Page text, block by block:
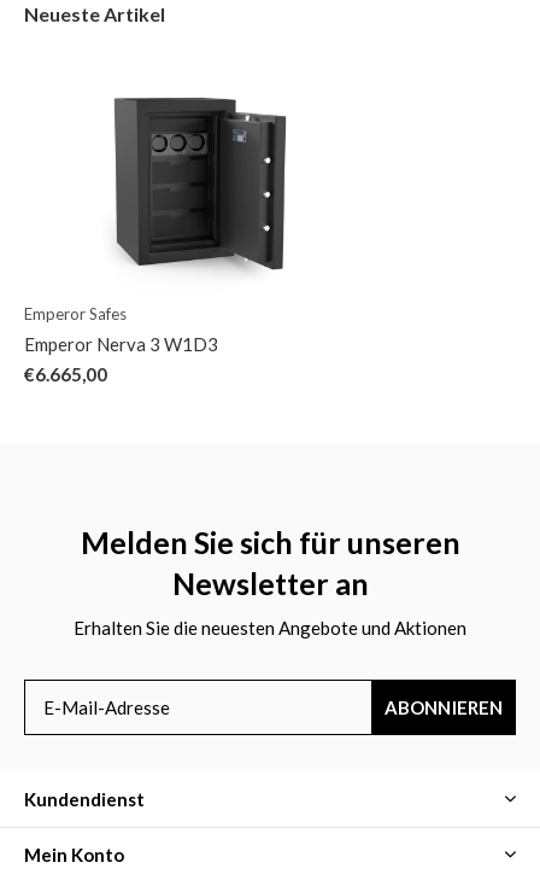
Neueste Artikel
Emperor Safes
Emperor Nerva 3 W1D3
€6.665,00
Melden Sie sich für unseren
Newsletter an
Erhalten Sie die neuesten Angebote und Aktionen
ABONNIEREN
Kundendienst
Mein Konto